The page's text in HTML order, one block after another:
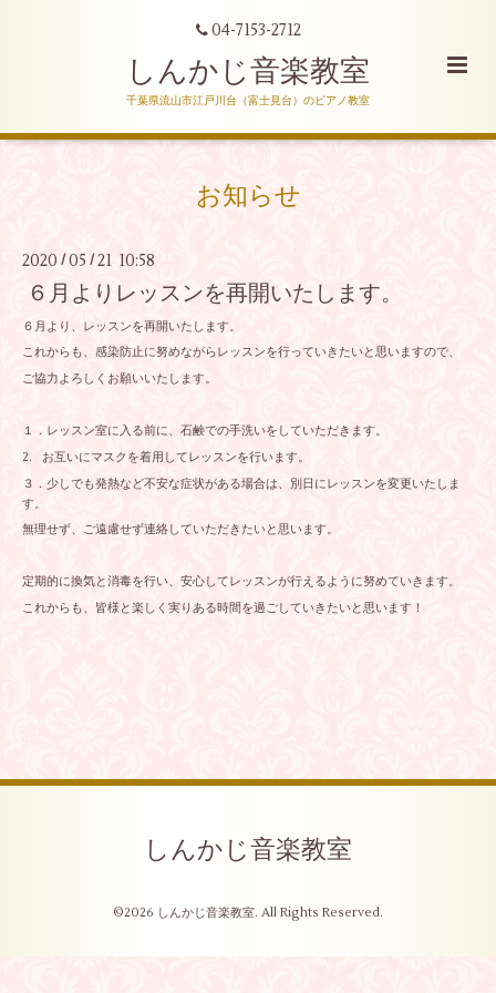
04-7153-2712
しんかじ音楽教室
千葉県流山市江戸川台（富士見台）のピアノ教室
お知らせ
2020 /05 / 21 10:58
６月よりレッスンを再開いたします。
６月より、レッスンを再開いたします。
これからも、感染防止に努めながらレッスンを行っていきたいと思いますので、
ご協力よろしくお願いいたします。
１．レッスン室に入る前に、石鹸での手洗いをしていただきます。
2. お互いにマスクを着用してレッスンを行います。
３．少しでも発熱など不安な症状がある場合は、別日にレッスンを変更いたしま
す。
無理せず、ご遠慮せず連絡していただきたいと思います。
定期的に換気と消毒を行い、安心してレッスンが行えるように努めていきます。
これからも、皆様と楽しく実りある時間を過ごしていきたいと思います！
しんかじ音楽教室
©2026 しんかじ音楽教室. All Rights Reserved.